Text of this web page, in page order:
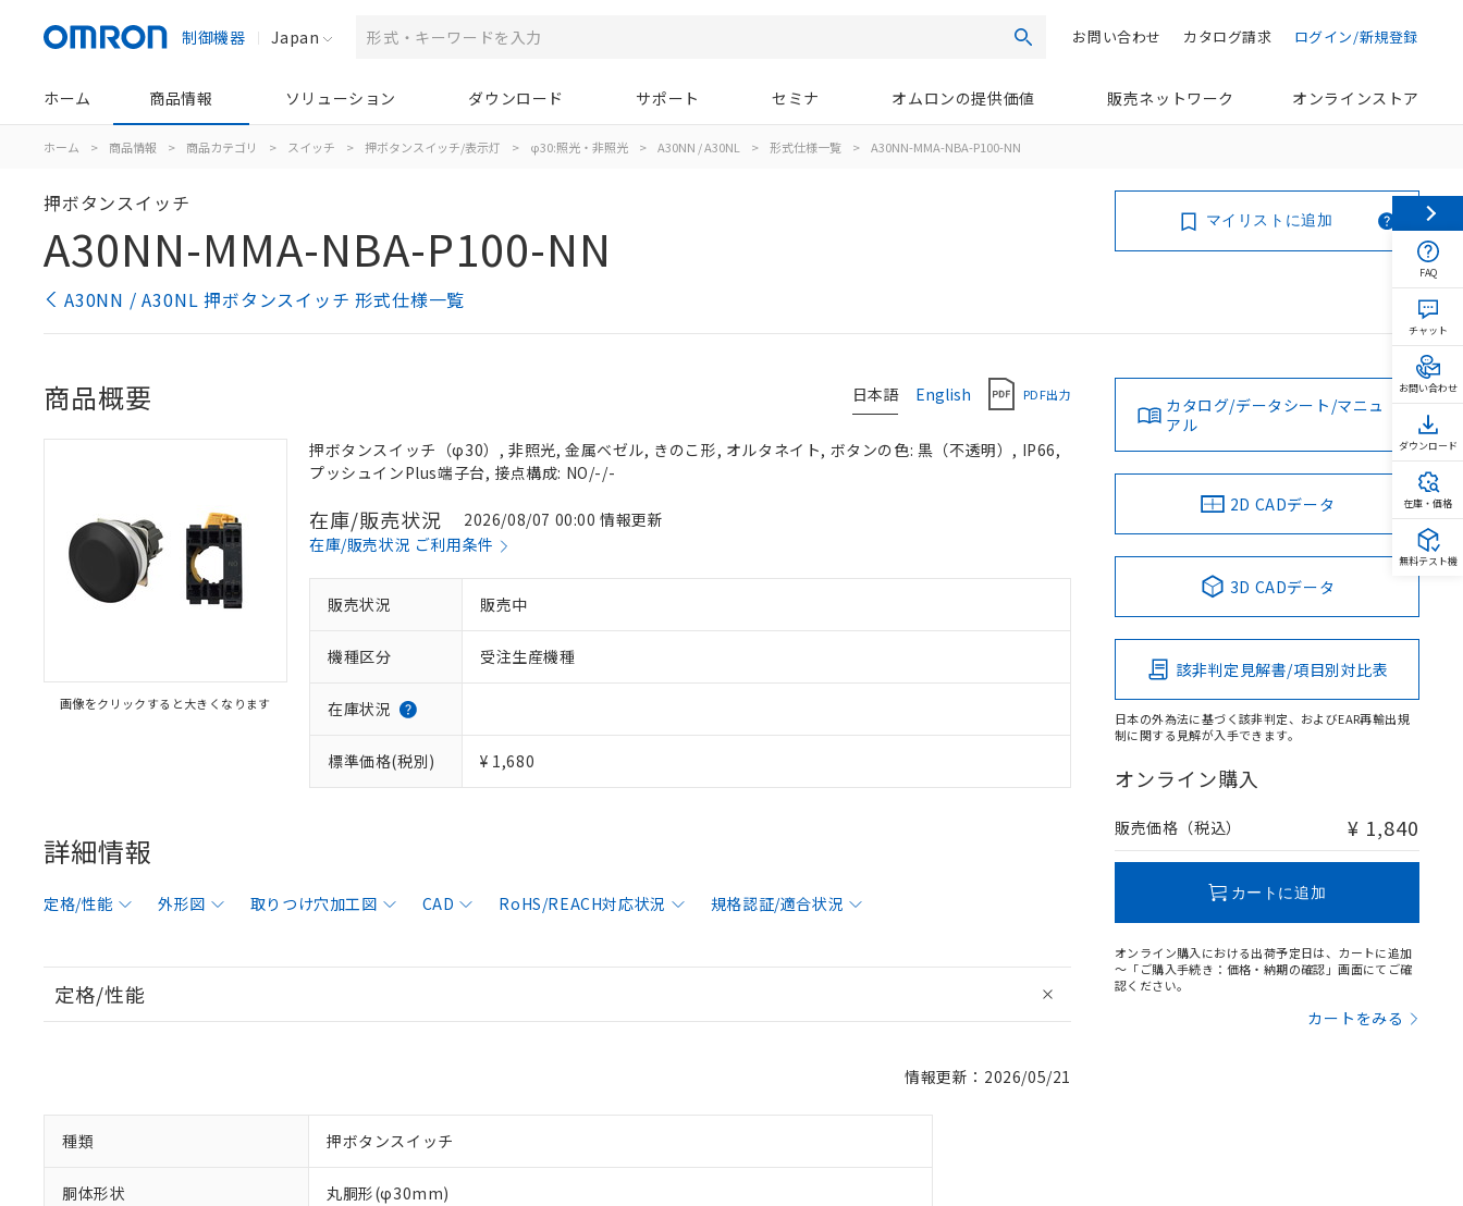
制御機器 Japan 検索 ログイン/新規登録
カタログ請求
お問い合わせ
ホーム 商品情報 ソリューション ダウンロード サポート セミナ オムロンの提供価値 販売ネットワーク オンラインストア
ホーム > 商品情報 > 商品カテゴリ > スイッチ > 押ボタンスイッチ/表示灯 > φ30:照光・非照光 > A30NN / A30NL > 形式仕様一覧 > A30NN-MMA-NBA-P100-NN
押ボタンスイッチ
A30NN-MMA-NBA-P100-NN
A30NN / A30NL 押ボタンスイッチ 形式仕様一覧
マイリストに追加
日本語 English PDF出力
商品概要
画像をクリックすると大きくなります
押ボタンスイッチ（φ30）, 非照光, 金属ベゼル, きのこ形, オルタネイト, ボタンの色: 黒（不透明）, IP66,
プッシュインPlus端子台, 接点構成: NO/-/-
在庫/販売状況
2026/08/07 00:00 情報更新
在庫/販売状況 ご利用条件
販売状況 販売中
機種区分 受注生産機種
在庫状況
標準価格(税別) ¥ 1,680
詳細情報
定格/性能 外形図 取りつけ穴加工図 CAD RoHS/REACH対応状況 規格認証/適合状況
定格/性能
情報更新：2026/05/21
種類 押ボタンスイッチ
胴体形状 丸胴形(φ30mm)
カタログ/データシート/マニュ
アル
2D CADデータ
3D CADデータ
該非判定見解書/項目別対比表
日本の外為法に基づく該非判定、およびEAR再輸出規
制に関する見解が入手できます。
オンライン購入
販売価格（税込） ¥ 1,840
カートに追加
オンライン購入における出荷予定日は、カートに追加
～「ご購入手続き：価格・納期の確認」画面にてご確
認ください。
カートをみる
FAQ
チャット
お問い合わせ
ダウンロード
在庫・価格
無料テスト機